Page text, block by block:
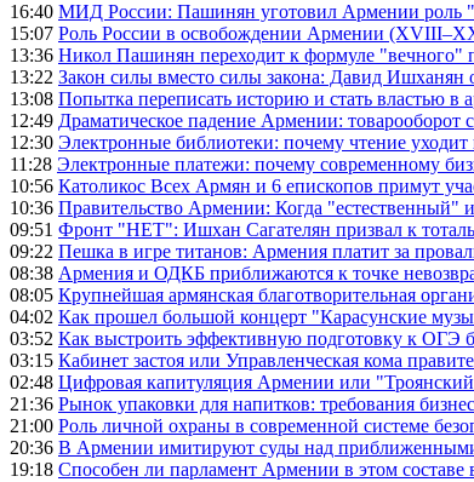
16:40 МИД России: Пашинян уготовил Армении роль
15:07 Роль России в освобождении Армении
13:36 Никол Пашинян переходит к формуле "вечного"
13:22 Закон силы вместо силы закона: Давид Ишханян
13:08 Попытка переписать историю и стать властью в
12:49 Драматическое падение Армении: товарооборот
12:30 Электронные библиотеки: почему чтение уходит
11:28 Электронные платежи: почему современному
10:56 Католикос Всех Армян и 6 епископов примут
10:36 Правительство Армении: Когда "естественный"
09:51 Фронт "НЕТ": Ишхан Сагателян призвал к
09:22 Пешка в игре титанов: Армения платит за
08:38 Армения и ОДКБ приближаются к точке
08:05 Крупнейшая армянская благотворительная
04:02 Как прошел большой концерт "Карасунские
03:52 Как выстроить эффективную подготовку к ОГЭ
03:15 Кабинет застоя или Управленческая кома
02:48 Цифровая капитуляция Армении или
21:36 Рынок упаковки для напитков: требования
21:00 Роль личной охраны в современной системе
20:36 В Армении имитируют суды над
19:18 Способен ли парламент Армении в этом